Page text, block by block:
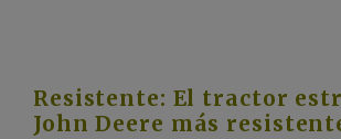
Resistente: El tractor
John Deere más